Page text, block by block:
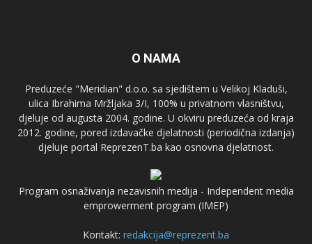
O NAMA
Preduzeće "Meridian" d.o.o. sa sjedištem u Velikoj Kladuši,
ulica Ibrahima Mržljaka 3/I, 100% u privatnom vlasništvu,
djeluje od augusta 2004. godine. U okviru preduzeća od kraja
2012. godine, pored izdavačke djelatnosti (periodična izdanja)
djeluje portal ReprezenT.ba kao osnovna djelatnost.
Program osnaživanja nezavisnih medija - Independent media
emprowerment program (IMEP)
Kontakt: redakcija@reprezent.ba